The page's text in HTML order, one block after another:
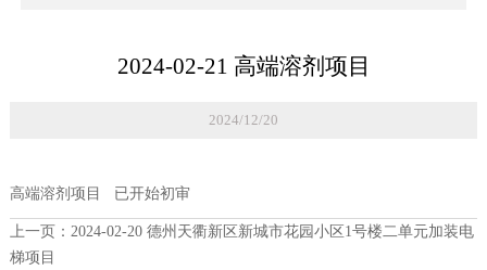
2024-02-21 高端溶剂项目
2024/12/20
高端溶剂项目 已开始初审
上一页： 2024-02-20 德州天衢新区新城市花园小区1号楼二单元加装电
梯项目